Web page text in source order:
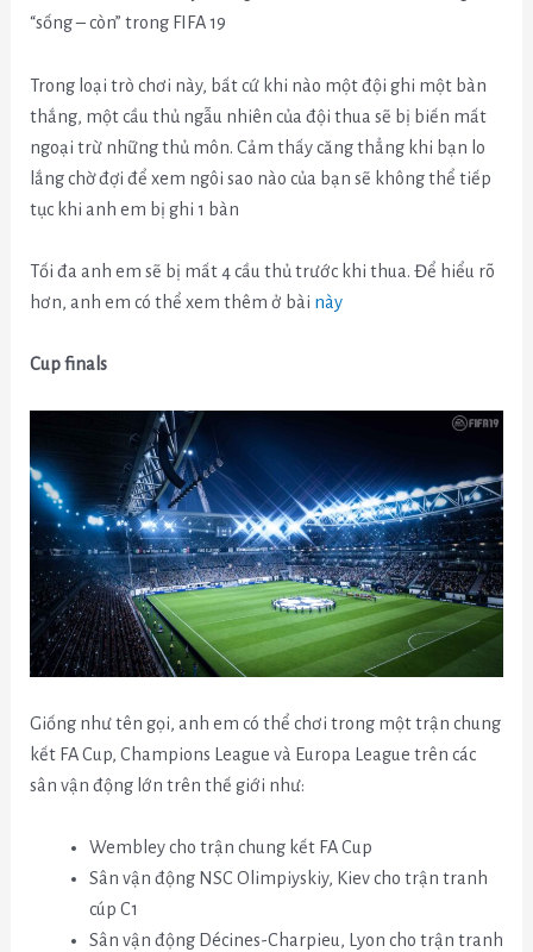
“sống – còn” trong FIFA 19
Trong loại trò chơi này, bất cứ khi nào một đội ghi một bàn
thắng, một cầu thủ ngẫu nhiên của đội thua sẽ bị biến mất
ngoại trừ những thủ môn. Cảm thấy căng thẳng khi bạn lo
lắng chờ đợi để xem ngôi sao nào của bạn sẽ không thể tiếp
tục khi anh em bị ghi 1 bàn
Tối đa anh em sẽ bị mất 4 cầu thủ trước khi thua. Để hiểu rõ
hơn, anh em có thể xem thêm ở bài này
Cup finals
Giống như tên gọi, anh em có thể chơi trong một trận chung
kết FA Cup, Champions League và Europa League trên các
sân vận động lớn trên thế giới như:
Wembley cho trận chung kết FA Cup
Sân vận động NSC Olimpiyskiy, Kiev cho trận tranh
cúp C1
Sân vận động Décines-Charpieu, Lyon cho trận tranh